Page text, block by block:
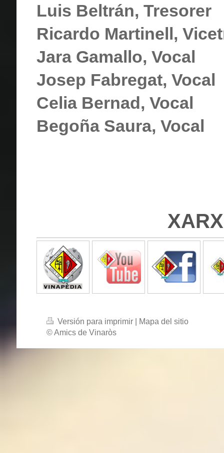
Luis Beltrán, Tresorer
Ricardo Martinell,
Jara Gamallo, Vocal
Josep Fabregat, Vocal
Celia Bernad, Vocal
Begoña Saura, Vocal
Versión para imprimir
Mapa del sitio
© Amics de Vinaròs